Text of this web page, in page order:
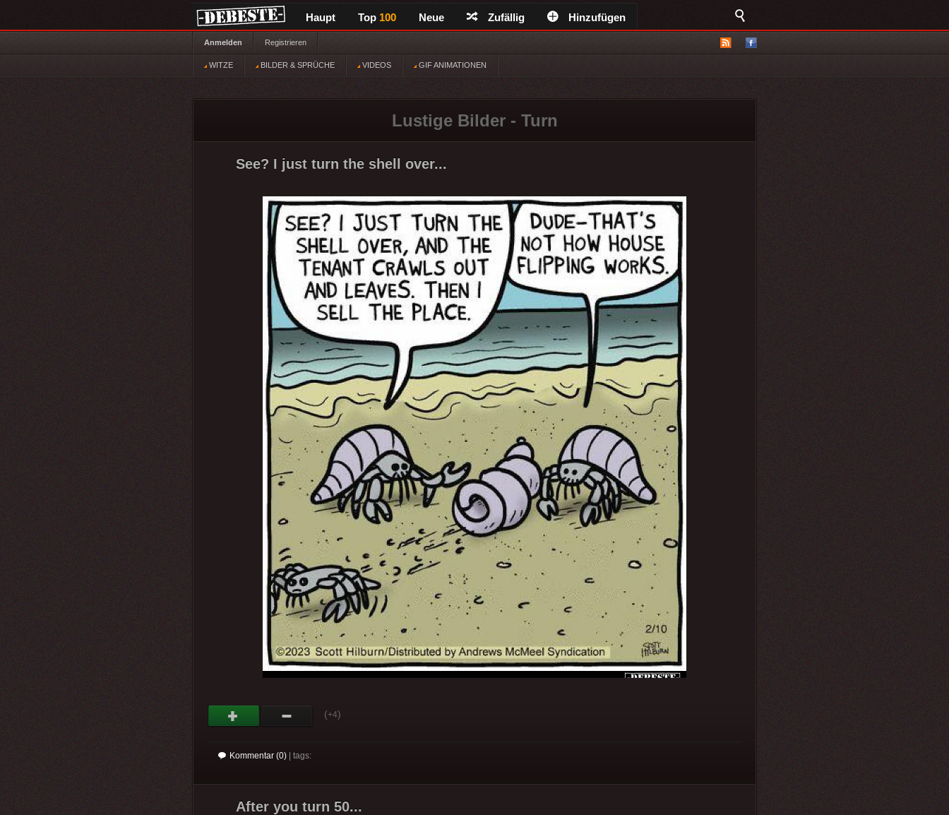
Haupt Top 100 Neue Zufällig Hinzufügen
Anmelden Registrieren
WITZE BILDER & SPRÜCHE VIDEOS GIF ANIMATIONEN
Lustige Bilder - Turn
See? I just turn the shell over...
(+4)
Kommentar (0) | tags:
After you turn 50...